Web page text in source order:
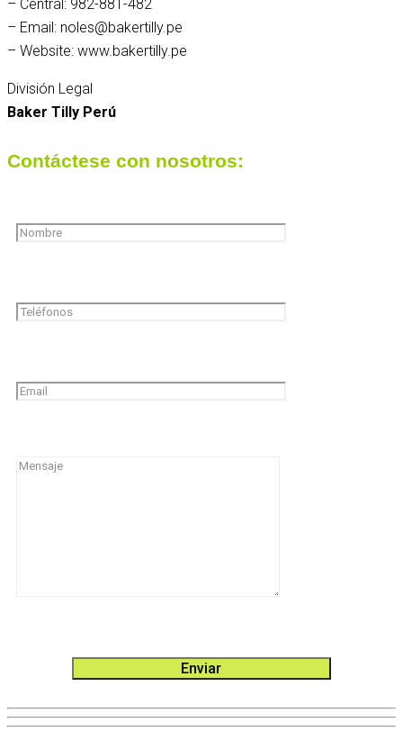
– Central: 982-881-482
– Email: noles@bakertilly.pe
– Website: www.bakertilly.pe
División Legal
Baker Tilly Perú
Contáctese con nosotros: